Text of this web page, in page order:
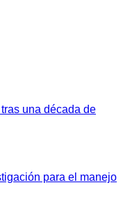
una década de
para el manejo